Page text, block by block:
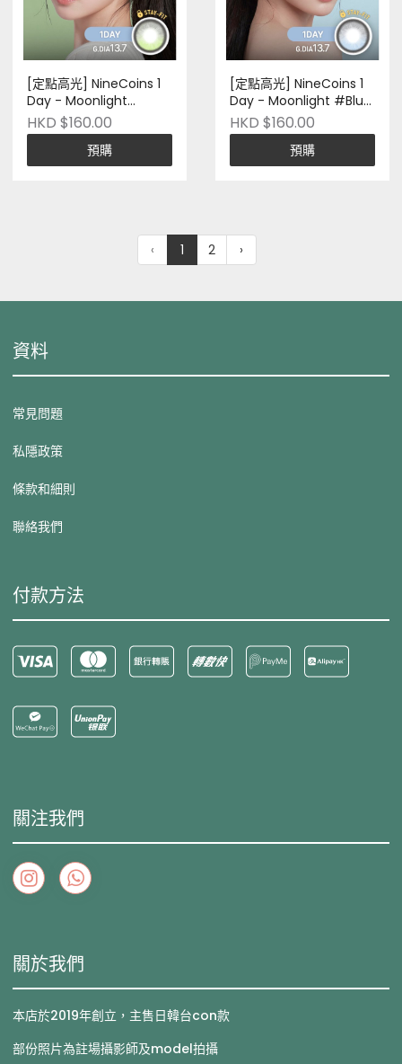
[定點高光] NineCoins 1
Day - Moonlight
#Olive Ray｜十片裝｜
Silicone Hydrogel｜ 韓
國品牌｜Pre-Order
HKD $160.00
預購
[定點高光] NineCoins 1
Day - Moonlight #Blue
Tide｜十片裝｜Silicone
Hydrogel｜ 韓國品牌｜
Pre-Order
HKD $160.00
預購
‹ 1 2 ›
資料
常見問題
私隱政策
條款和細則
聯絡我們
付款方法
關注我們
關於我們
本店於2019年創立，主售日韓台con款
部份照片為註場攝影師及model拍攝